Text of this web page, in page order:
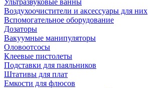
Ультразвуковые ванны
Воздухоочистители и аксессуары для них
Вспомогательное оборудование
Дозаторы
Вакуумные манипуляторы
Оловоотсосы
Клеевые пистолеты
Подставки для паяльников
Штативы для плат
Емкости для флюсов